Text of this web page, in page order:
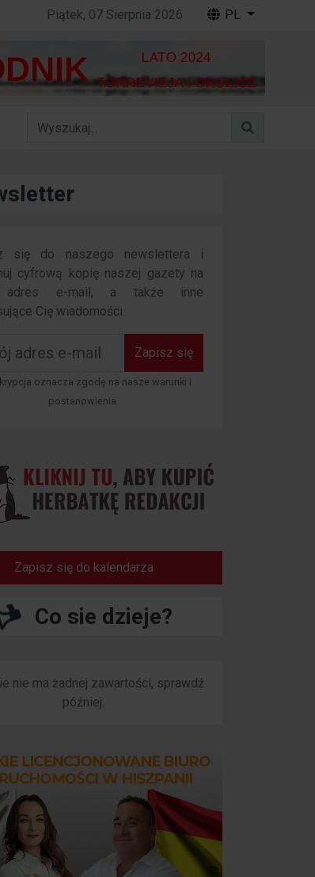
Piątek, 07 Sierpnia 2026 PL
się do naszego newslettera i
cyfrową kopię naszej gazety na
adres e-mail, a także inne
Cię wiadomości.
Zapisz się
oznacza zgodę na nasze warunki i
postanowienia.
Zapisz się do kalendarza
Co sie dzieje?
nie ma żadnej zawartości, sprawdź
później.